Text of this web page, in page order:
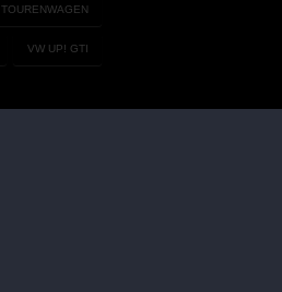
TOURENWAGEN
VW UP! GTI